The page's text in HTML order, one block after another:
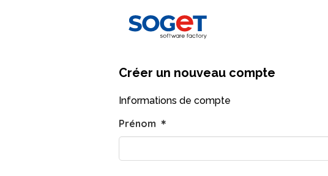
Créer un nouveau compte
Informations de compte
Prénom ＊